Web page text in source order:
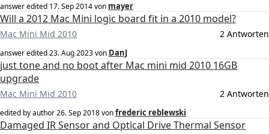
answer edited 17. Sep 2014von mayer
Will a 2012 Mac Mini logic board fit in a 2010 model?
Mac Mini Mid 2010 2 Antworten
answer edited23. Aug 2023von DanJ
just tone and no boot after Mac mini mid 2010 16GB
upgrade
Mac Mini Mid 2010 2 Antworten
edited by author26. Sep 2018vonfrederic reblewski
Damaged IR Sensor and Optical Drive Thermal Sensor